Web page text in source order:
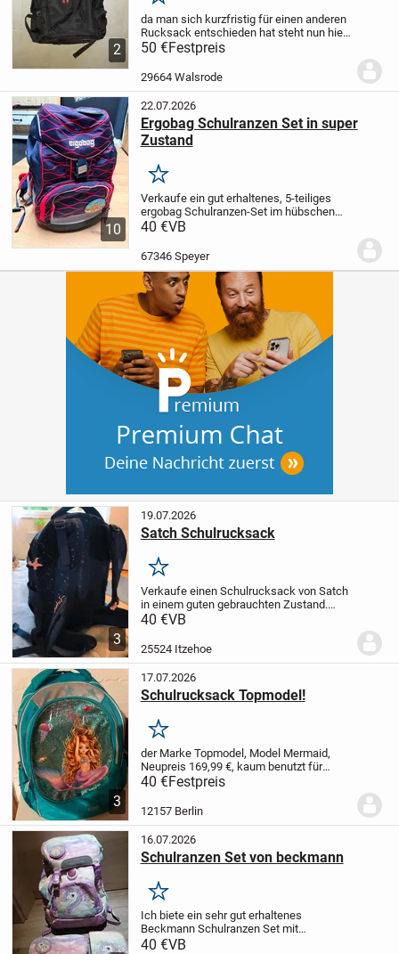
2
da man sich kurzfristig für einen anderen
Rucksack entschieden hat steht nun hier
zum Verkauf ein Schulrucksack von Take
Der sportliche Rucksack
beinhaltet ein zweigeteiltes Hauptfach,...
50 €Festpreis
29664 Walsrode
10
22.07.2026
Ergobag Schulranzen Set in super
Zustand
Merken
Verkaufe ein gut erhaltenes, 5-teiliges
ergobag Schulranzen-Set im hübschen
Wellendesign.
mitwachsend)
Ranzen befestigt...
40 €VB
67346 Speyer
3
19.07.2026
Satch Schulrucksack
Merken
Verkaufe einen Schulrucksack von Satch
in einem guten gebrauchten Zustand.
Gerne Abholung!!
keine Garantie und Rücknahme.
40 €VB
25524 Itzehoe
3
17.07.2026
Schulrucksack Topmodel!
Merken
der Marke Topmodel, Model Mermaid,
Neupreis 169,99 €, kaum benutzt für
40,00 € FP an (nicht verhandelbar).
Schulrucksack hat ein großes Hauptfach,
ein Vorfach und eine Seitentasche für
40 €Festpreis
12157 Berlin
16.07.2026
Schulranzen Set von beckmann
Merken
Ich biete ein sehr gut erhaltenes
Beckmann Schulranzen Set mit
bezauberndem Einhorn-Design an. Dieses
40 €VB